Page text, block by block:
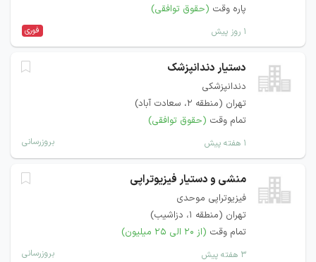
پاره وقت (حقوق توافقی)
۱ روز پیش فوری
دستیار دندانپزشک
دندانپزشکی
تهران (منطقه ۲، سعادت آباد)
تمام وقت (حقوق توافقی)
۱ هفته پیش بروزرسانی
منشی و دستیار فیزیوتراپی
فیزیوتراپی موحدی
تهران (منطقه ۱، دزاشیب)
تمام وقت (از ۲۰ الی ۲۵ میلیون)
۳ هفته پیش بروزرسانی